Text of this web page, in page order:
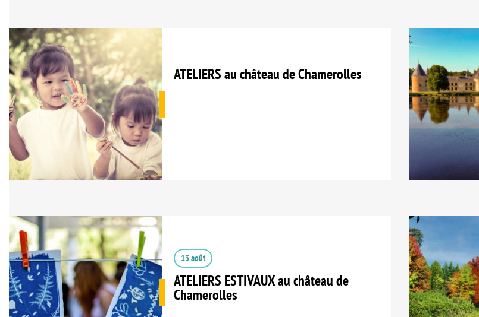
ATELIERS au château de Chamerolles
13 août
ATELIERS ESTIVAUX au château de
Chamerolles